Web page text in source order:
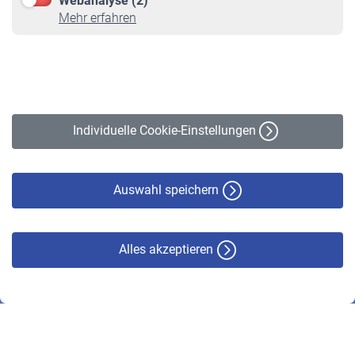
Mehr erfahren
Individuelle Cookie-Einstellungen
Auswahl speichern
Alles akzeptieren
Online-Rechner
VBLnewsletter
Erklärung zur Barrierefreiheit
© VBL 2026